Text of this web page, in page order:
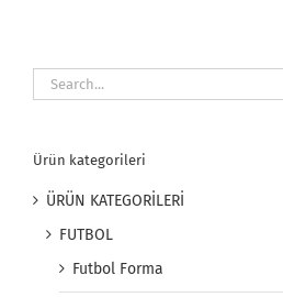
Search
for:
Ürün kategorileri
ÜRÜN KATEGORİLERİ
FUTBOL
Futbol Forma